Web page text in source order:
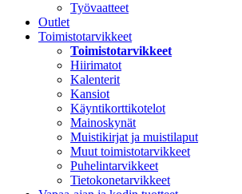
Työvaatteet
Outlet
Toimistotarvikkeet
Toimistotarvikkeet
Hiirimatot
Kalenterit
Kansiot
Käyntikorttikotelot
Mainoskynät
Muistikirjat ja muistilaput
Muut toimistotarvikkeet
Puhelintarvikkeet
Tietokonetarvikkeet